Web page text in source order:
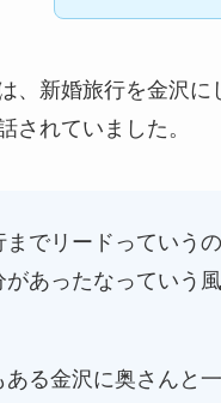
、新婚旅行を金沢に
されていました。
でリードっていう
があったなっていう
ある金沢に奥さんと